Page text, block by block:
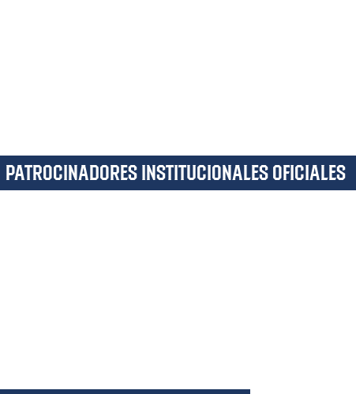
PATROCINADORES INSTITUCIONALES OFICIALES